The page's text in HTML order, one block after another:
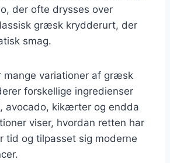
der ofte drysses over
græsk krydderurt, der
smag.
mange variationer af græsk
forskellige ingredienser
avocado, kikærter og endda
viser, hvordan retten har
tid og tilpasset sig moderne